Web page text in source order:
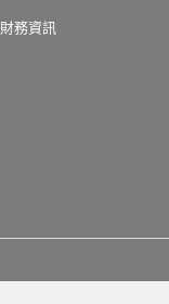
財務資訊